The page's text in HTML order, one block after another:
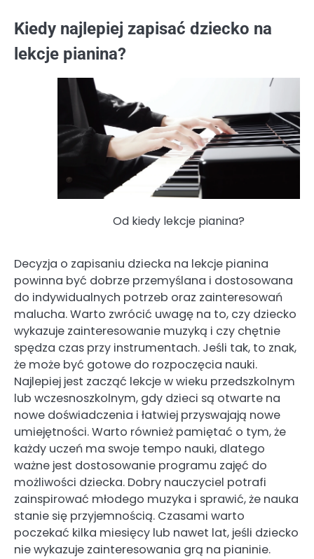
Kiedy najlepiej zapisać dziecko na
lekcje pianina?
Od kiedy lekcje pianina?
Decyzja o zapisaniu dziecka na lekcje pianina
powinna być dobrze przemyślana i dostosowana
do indywidualnych potrzeb oraz zainteresowań
malucha. Warto zwrócić uwagę na to, czy dziecko
wykazuje zainteresowanie muzyką i czy chętnie
spędza czas przy instrumentach. Jeśli tak, to znak,
że może być gotowe do rozpoczęcia nauki.
Najlepiej jest zacząć lekcje w wieku przedszkolnym
lub wczesnoszkolnym, gdy dzieci są otwarte na
nowe doświadczenia i łatwiej przyswajają nowe
umiejętności. Warto również pamiętać o tym, że
każdy uczeń ma swoje tempo nauki, dlatego
ważne jest dostosowanie programu zajęć do
możliwości dziecka. Dobry nauczyciel potrafi
zainspirować młodego muzyka i sprawić, że nauka
stanie się przyjemnością. Czasami warto
poczekać kilka miesięcy lub nawet lat, jeśli dziecko
nie wykazuje zainteresowania grą na pianinie.